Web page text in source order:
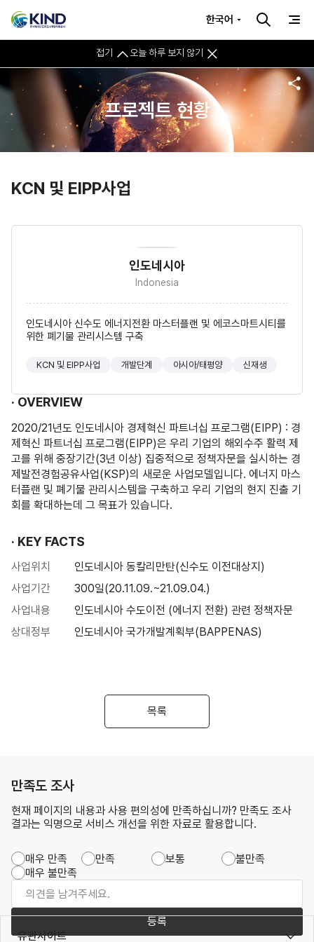
접기 오늘 하루 보지 않기
한국어
프로젝트 현황
KCN 및 EIPP사업
인도네시아
Indonesia
인도네시아 신수도 에너지전환 마스터플랜 및 에코스마트시티를
위한 폐기물 관리시스템 구축
KCN 및 EIPP사업 개발단계 아시아/태평양 신재생
OVERVIEW
2020/21년도 인도네시아 경제혁신 파트너십 프로그램(EIPP) : 경
제혁신 파트너십 프로그램(EIPP)은 우리 기업의 해외수주 활력 제
고를 위해 중장기간(3년 이상) 집중적으로 정책자문을 실시하는 경
제발전경험공유사업(KSP)의 새로운 사업모델입니다. 에너지 마스
터플랜 및 폐기물 관리시스템을 구축하고 우리 기업의 현지 진출 기
회를 확대하는데 그 목표가 있습니다.
KEY FACTS
사업위치
인도네시아 동칼리만탄(신수도 이전대상지)
사업기간
300일(20.11.09.~21.09.04.)
사업내용
인도네시아 수도이전 (에너지 전환) 관련 정책자문
상대정부
인도네시아 국가개발계획부(BAPPENAS)
목록
만족도 조사
현재 페이지의 내용과 사용 편의성에 만족하십니까? 만족도 조사
결과는 익명으로 서비스 개선을 위한 자료로 활용합니다.
매우 만족 만족 보통
불만족
매우 불만족
등록
유관사이트